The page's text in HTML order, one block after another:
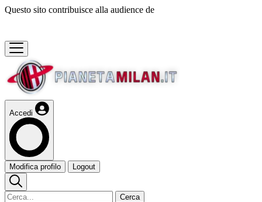
Questo sito contribuisce alla audience de
Accedi
Modifica profilo Logout
Cerca